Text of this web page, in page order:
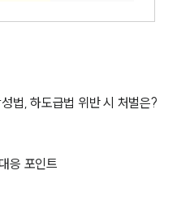
법, 하도급법 위반 시 처벌은?
응 포인트